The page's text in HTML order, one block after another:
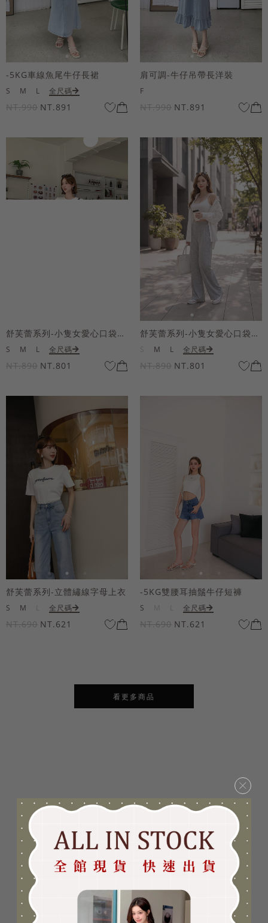
×
-5KG車線魚尾牛仔長裙
S M L 全尺碼
NT.990 NT.891
肩可調-牛仔吊帶長洋裝
F
NT.990 NT.891
舒芙蕾系列-小隻女愛心口袋寬褲
S M L 全尺碼
NT.890 NT.801
舒芙蕾系列-小隻女愛心口袋寬褲
M L 全尺碼
NT.890 NT.801
舒芙蕾系列-立體繡線字母上衣
S M 全尺碼
NT.690 NT.621
-5KG雙腰耳抽鬚牛仔短褲
S 全尺碼
NT.690 NT.621
看更多商品